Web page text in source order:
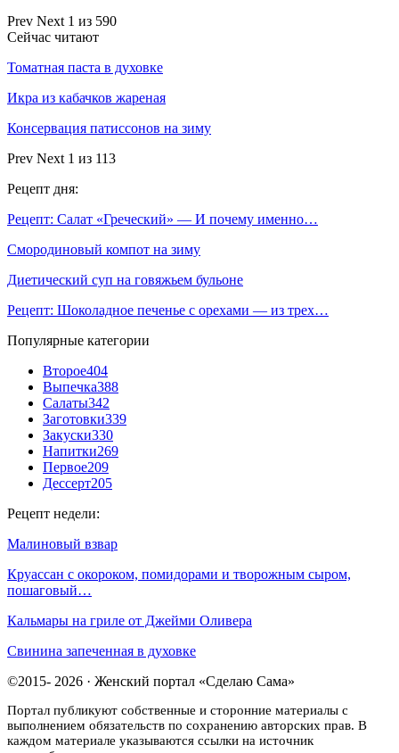
Prev Next 1 из 590
Сейчас читают
Томатная паста в духовке
Икра из кабачков жареная
Консервация патиссонов на зиму
Prev Next 1 из 113
Рецепт дня:
Рецепт: Салат «Греческий» — И почему именно…
Смородиновый компот на зиму
Диетический суп на говяжьем бульоне
Рецепт: Шоколадное печенье с орехами — из трех…
Популярные категории
Второе404
Выпечка388
Салаты342
Заготовки339
Закуски330
Напитки269
Первое209
Дессерт205
Рецепт недели:
Малиновый взвар
Круассан с окороком, помидорами и творожным сыром,
пошаговый…
Кальмары на гриле от Джейми Оливера
Свинина запеченная в духовке
©2015- 2026 · Женский портал «Сделаю Сама»
Портал публикуют собственные и сторонние материалы с
выполнением обязательств по сохранению авторских прав. В
каждом материале указываются ссылки на источник